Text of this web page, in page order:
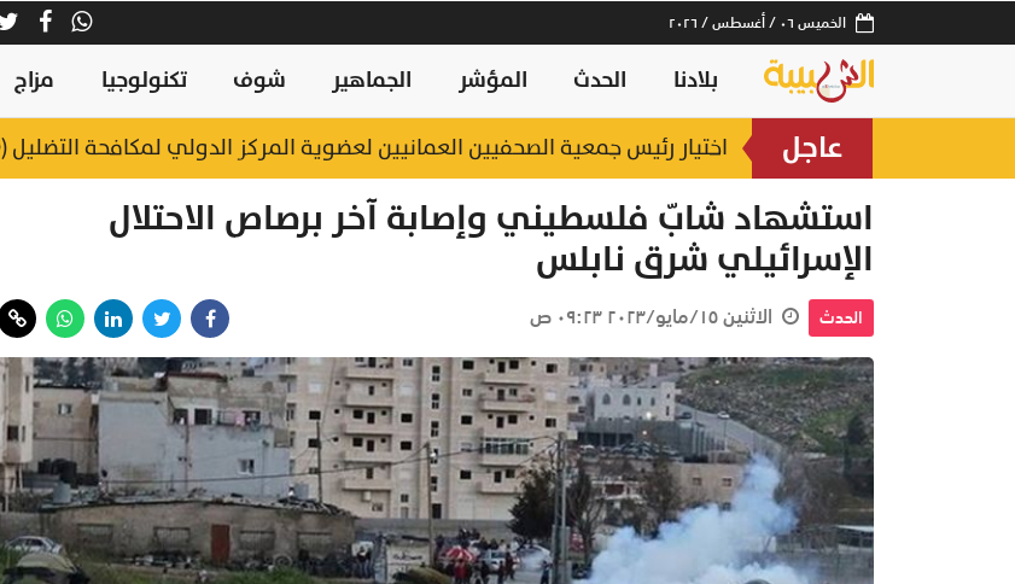
الخميس ٠٦ / أغسطس / ٢٠٢٦
بلادنا الحدث المؤشر الجماهير شوف تكنولوجيا مزاج
عاجل اختيار رئيس جمعية الصحفيين العمانيين لعضوية المركز الدولي لمكافحة التضليل (ICCMD)
استشهاد شابّ فلسطيني وإصابة آخر برصاص الاحتلال
الإسرائيلي شرق نابلس
الحدث الاثنين ١٥/مايو/٢٠٢٣ ٠٩:٢٣ ص